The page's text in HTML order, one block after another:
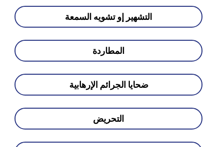
التشهير إو تشويه السمعة
المطاردة
ضحايا الجرائم الإرهابية
التحريض